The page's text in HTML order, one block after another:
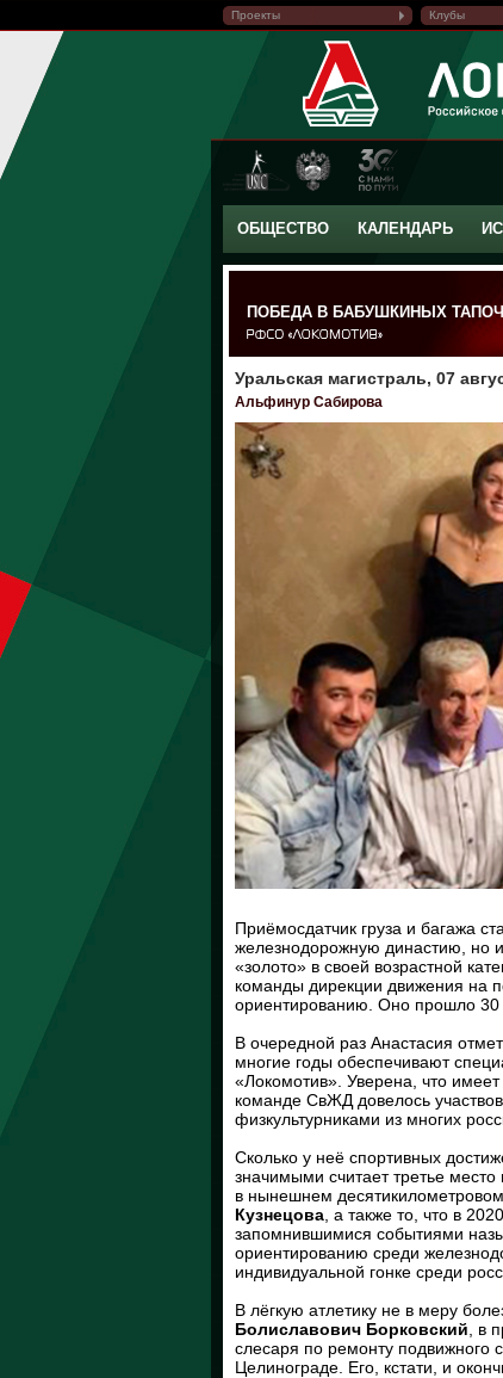
Проекты Клубы
ОБЩЕСТВО КАЛЕНДАРЬ
ПОБЕДА В БАБУШКИНЫХ
Уральская магистраль, 07
Альфинур Сабирова
Приёмосдатчик груза и багажа
железнодорожную династию, но
«золото» в своей возрастной
команды дирекции движения на
ориентированию. Оно прошло
В очередной раз Анастасия
многие годы обеспечивают
«Локомотив». Уверена, что
команде СвЖД довелось
физкультурниками из многих
Сколько у неё спортивных
значимыми считает третье
в нынешнем
Кузнецова , а также то, что в
запомнившимися событиями
ориентированию среди
индивидуальной гонке среди
В лёгкую атлетику не в меру
Болиславович Борковский , в
слесаря по ремонту подвижного
Целинограде. Его, кстати, и